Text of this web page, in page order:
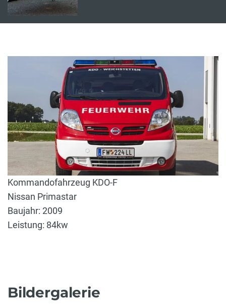
Kommandofahrzeug KDO-F
Nissan Primastar
Baujahr: 2009
Leistung: 84kw
Bildergalerie